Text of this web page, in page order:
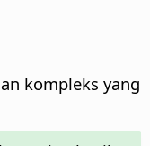
kompleks yang